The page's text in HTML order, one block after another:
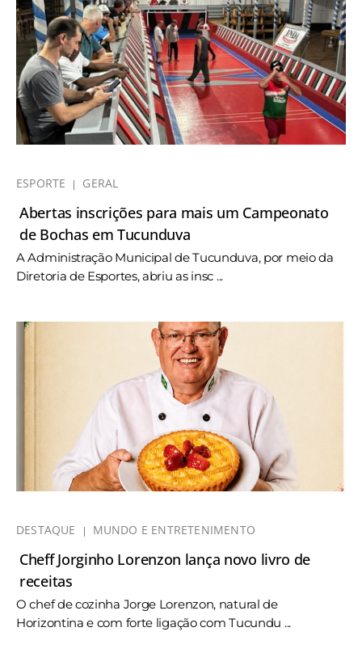
ESPORTE GERAL
Abertas inscrições para mais um Campeonato
de Bochas em Tucunduva
A Administração Municipal de Tucunduva, por meio da
Diretoria de Esportes, abriu as insc ...
DESTAQUE MUNDO E ENTRETENIMENTO
Cheff Jorginho Lorenzon lança novo livro de
receitas
O chef de cozinha Jorge Lorenzon, natural de
Horizontina e com forte ligação com Tucundu ...